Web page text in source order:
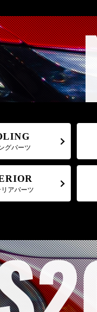
グパーツ
アパーツ